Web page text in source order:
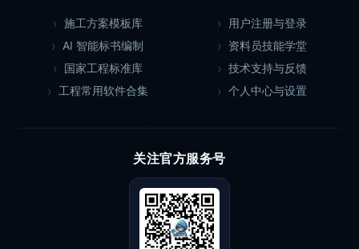
施工方案模板库
AI 智能标书编制
国家工程标准库
工程常用软件合集
用户注册与登录
资料员技能学堂
技术支持与反馈
个人中心与设置
关注官方服务号